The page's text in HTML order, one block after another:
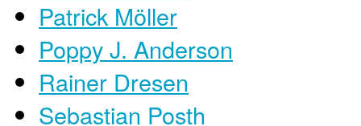
Patrick Möller
Poppy J. Anderson
Rainer Dresen
Sebastian Posth